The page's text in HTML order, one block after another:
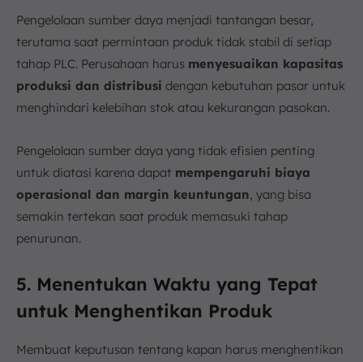
Pengelolaan sumber daya menjadi tantangan besar,
terutama saat permintaan produk tidak stabil di setiap
tahap PLC. Perusahaan harus menyesuaikan kapasitas
produksi dan distribusi dengan kebutuhan pasar untuk
menghindari kelebihan stok atau kekurangan pasokan.
Pengelolaan sumber daya yang tidak efisien penting
untuk diatasi karena dapat mempengaruhi biaya
operasional dan margin keuntungan , yang bisa
semakin tertekan saat produk memasuki tahap
penurunan.
5. Menentukan Waktu yang Tepat
untuk Menghentikan Produk
Membuat keputusan tentang kapan harus menghentikan